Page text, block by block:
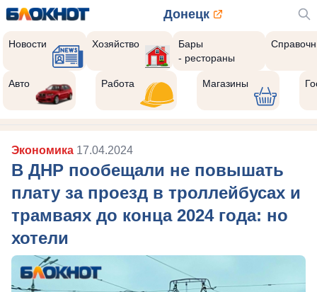
Донецк
Новости Хозяйство
Бары
- рестораны
Авто Работа Магазины
Экономика 17.04.2024
В ДНР пообещали не повышать
плату за проезд в троллейбусах и
трамваях до конца 2024 года: но
хотели